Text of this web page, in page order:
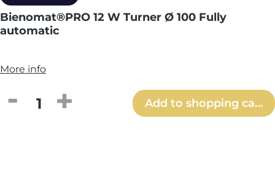
Bienomat®PRO 12 W Turner Ø 100 Fully
automatic
More info
Product Quantity: Enter the desired
Add to shopping cart